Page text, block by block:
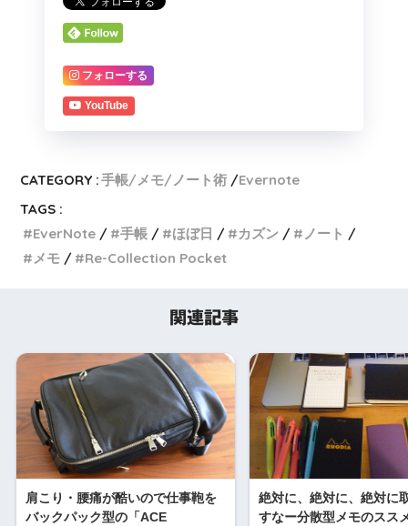
フォローする
YouTube
CATEGORY :手帳/メモ/ノート術
Evernote
TAGS :
EverNote
手帳 ほぼ日 カズン
ノート
メモ
Re-Collection Pocket
関連記事
肩こり・腰痛が酷いので仕事鞄を
バックパック型の「ACE
絶対に、絶対に、絶対に
すなー分散型メモのスス